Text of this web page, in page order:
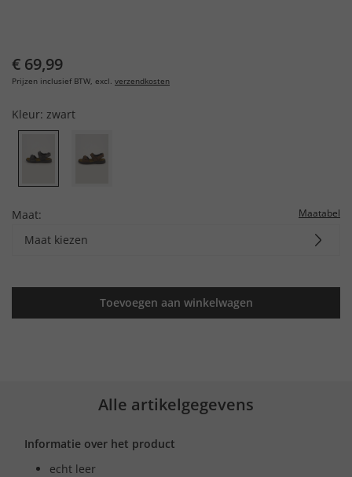
€ 69,99
Prijzen inclusief BTW, excl. verzendkosten
Kleur: zwart
Maat: Maatabel
Maat kiezen
Toevoegen aan winkelwagen
Alle artikelgegevens
Informatie over het product
echt leer